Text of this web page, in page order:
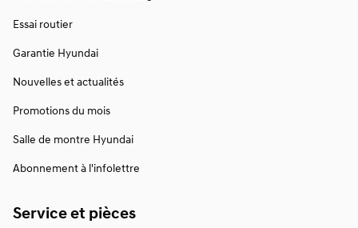
Essai routier
Garantie Hyundai
Nouvelles et actualités
Promotions du mois
Salle de montre Hyundai
Abonnement à l'infolettre
Service et pièces